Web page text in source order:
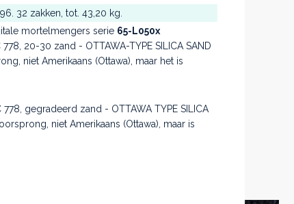
32 zakken, tot. 43,20 kg.
mortelmengers serie 65-L050x
20-30 zand - OTTAWA-TYPE SILICA SAND
niet Amerikaans (Ottawa), maar het is
gegradeerd zand - OTTAWA TYPE SILICA
niet Amerikaans (Ottawa), maar is